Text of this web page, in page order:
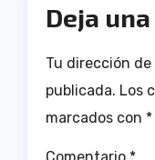
Deja
Tu dirección
publicada. Los
marcados con *
Comentario *